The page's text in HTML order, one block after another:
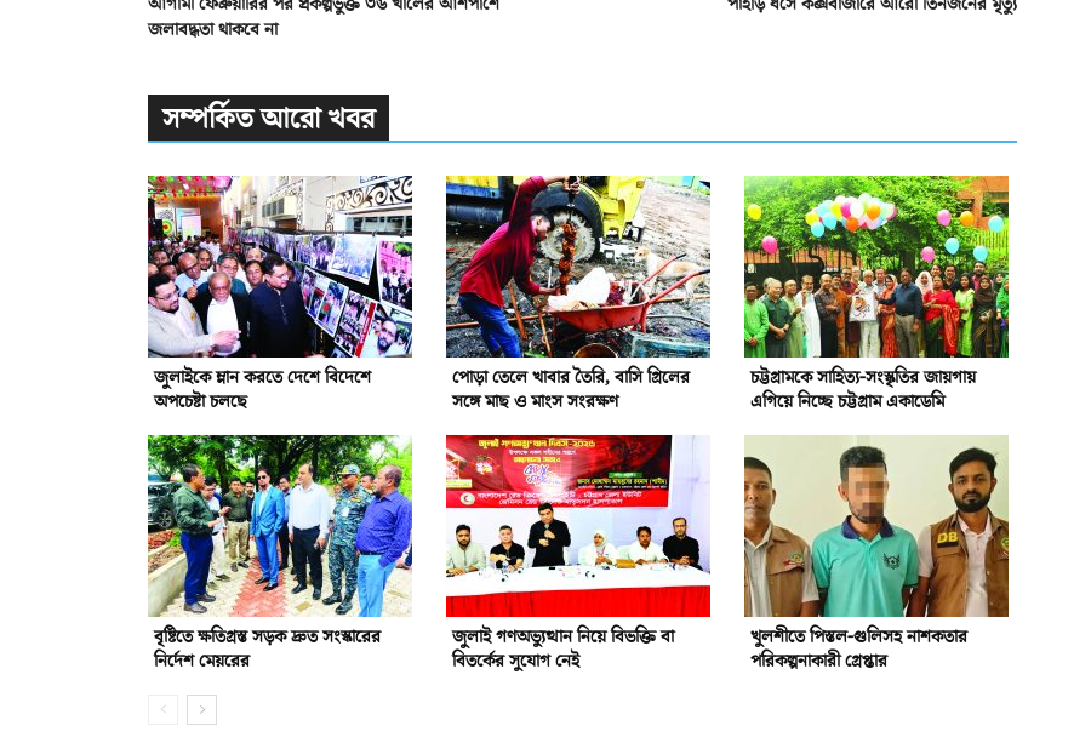
জলাবদ্ধতা থাকবে না
সম্পর্কিত আরো খবর
জুলাইকে ম্লান করতে দেশে বিদেশে
অপচেষ্টা চলছে
পোড়া তেলে খাবার তৈরি, বাসি গ্রিলের
সঙ্গে মাছ ও মাংস সংরক্ষণ
চট্টগ্রামকে সাহিত্য-সংস্কৃতির জায়গায়
এগিয়ে নিচ্ছে চট্টগ্রাম একাডেমি
বৃষ্টিতে ক্ষতিগ্রস্ত সড়ক দ্রুত সংস্কারের
নির্দেশ মেয়রের
জুলাই গণঅভ্যুত্থান নিয়ে বিভক্তি বা
বিতর্কের সুযোগ নেই
খুলশীতে পিস্তল-গুলিসহ নাশকতার
পরিকল্পনাকারী গ্রেপ্তার